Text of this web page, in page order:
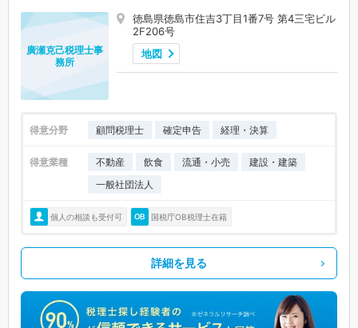
徳島県徳島市住吉3丁目1番7号 第4三宅ビル
2F206号
地図
廣瀬克己税理士事
務所
得意分野 顧問税理士 確定申告 経理・決算
得意業種 不動産 飲食 流通・小売
建設・建築
一般社団法人
個人の相談も受付可 国税庁OB税理士在籍
詳細を見る